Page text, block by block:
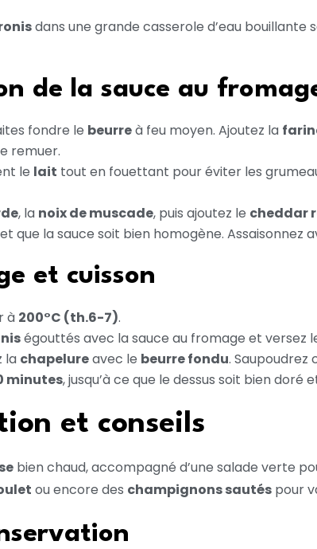
dans une grande casserole d’eau
de la sauce au
fondre le beurreà feu moyen. Ajoutez la
remuer.
le lait tout en fouettant pour éviter les
, la noix de muscade, puis ajoutez le cheddar
que la sauce soit bien homogène. Assaisonnez
et cuisson
à 200°C (th.6-7).
égouttés avec la sauce au fromage et versez
la chapelureavec le beurre fondu. Saupoudrez
minutes, jusqu’à ce que le dessus soit bien doré
et conseils
bien chaud, accompagné d’une salade verte
ou encore des champignons sautés pour